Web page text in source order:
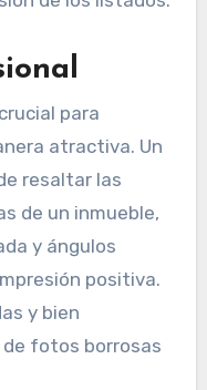
para
atractiva. Un
resaltar las
de un inmueble,
y ángulos
positiva.
y bien
fotos borrosas